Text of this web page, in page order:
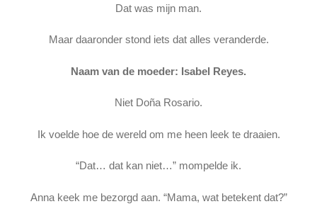
Dat was mijn man.
Maar daaronder stond iets dat alles veranderde.
Naam van de moeder: Isabel Reyes.
Niet Doña Rosario.
Ik voelde hoe de wereld om me heen leek te draaien.
“Dat… dat kan niet…” mompelde ik.
Anna keek me bezorgd aan. “Mama, wat betekent dat?”